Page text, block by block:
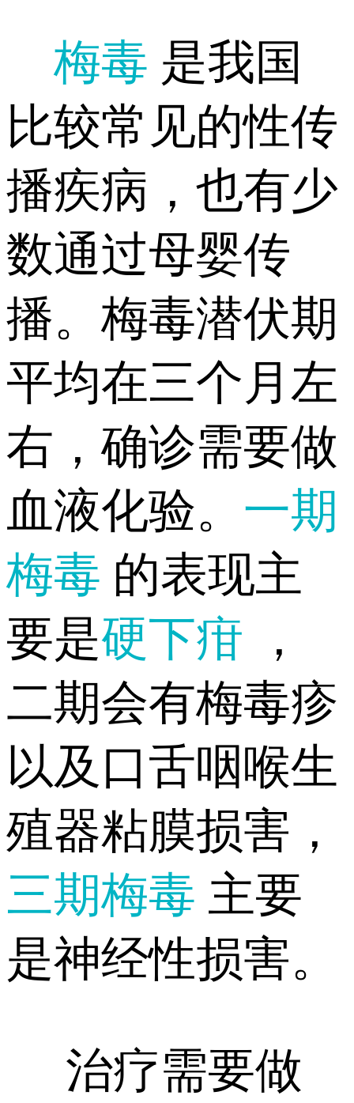
梅毒 是我国
比较常见的性传
播疾病，也有少
数通过母婴传
播。梅毒潜伏期
平均在三个月左
右，确诊需要做
血液化验。 一期
梅毒 的表现主
要是硬下疳
，
二期会有梅毒疹
以及口舌咽喉生
殖器粘膜损害，
三期梅毒 主要
是神经性损害。
治疗需要做